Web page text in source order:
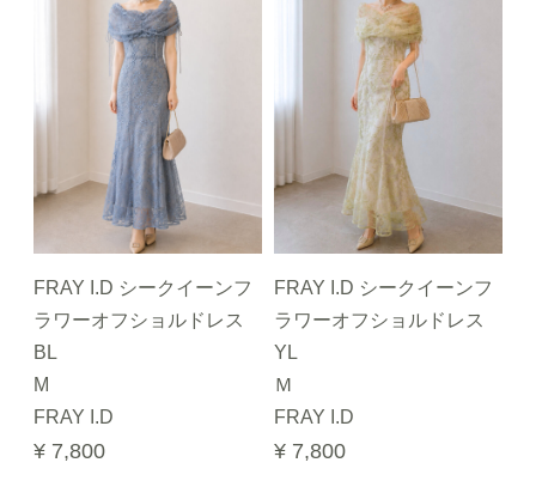
FRAY I.D シークイーンフ
ラワーオフショルドレス
BL
M
FRAY I.D
¥ 7,800
FRAY I.D シークイーンフ
ラワーオフショルドレス
YL
Ｍ
FRAY I.D
¥ 7,800